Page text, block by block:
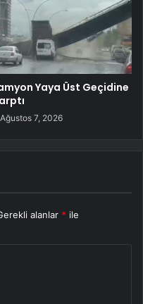
Yaya Üst Geçidine
Ağustos 7, 2026
alanlar * ile